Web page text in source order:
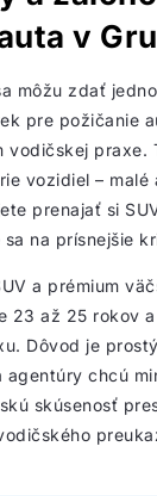
v
môžu zdať
pre požičanie
vodičskej praxe.
vozidiel – malé
prenajať si
na prísnejšie
a prémium
23 až 25 rokov
Dôvod je
agentúry chcú
skúsenosť